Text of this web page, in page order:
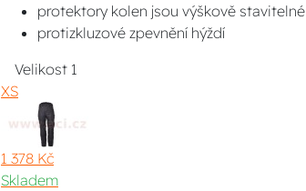
protektory kolen jsou výškově stavitelné
protizkluzové zpevnění hýždí
Velikost 1
XS
1 378 Kč
Skladem